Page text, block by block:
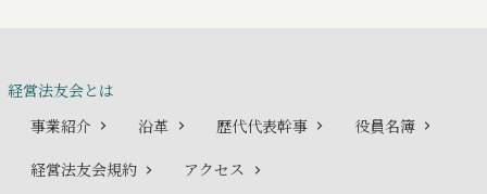
経営法友会とは
事業紹介
沿革 歴代代表幹事 役員名簿
経営法友会規約 アクセス